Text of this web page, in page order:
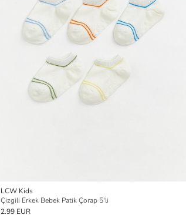
LCW Kids
Çizgili Erkek Bebek Patik Çorap 5'li
2.99 EUR